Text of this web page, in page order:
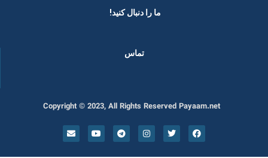
ما را دنبال کنید! ​
تماس
Copyright © 2023, All Rights Reserved Payaam.net